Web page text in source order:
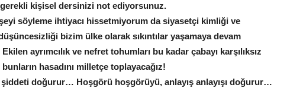
gerekli kişisel dersinizi not ediyorsunuz.
söyleme ihtiyacı hissetmiyorum da siyasetçi kimliği ve
bizim ülke olarak sıkıntılar yaşamaya devam
ayrımcılık ve nefret tohumları bu kadar çabayı karşılıksız
hasadını milletçe toplayacağız!
doğurur… Hoşgörü hoşgörüyü, anlayış anlayışı doğurur…